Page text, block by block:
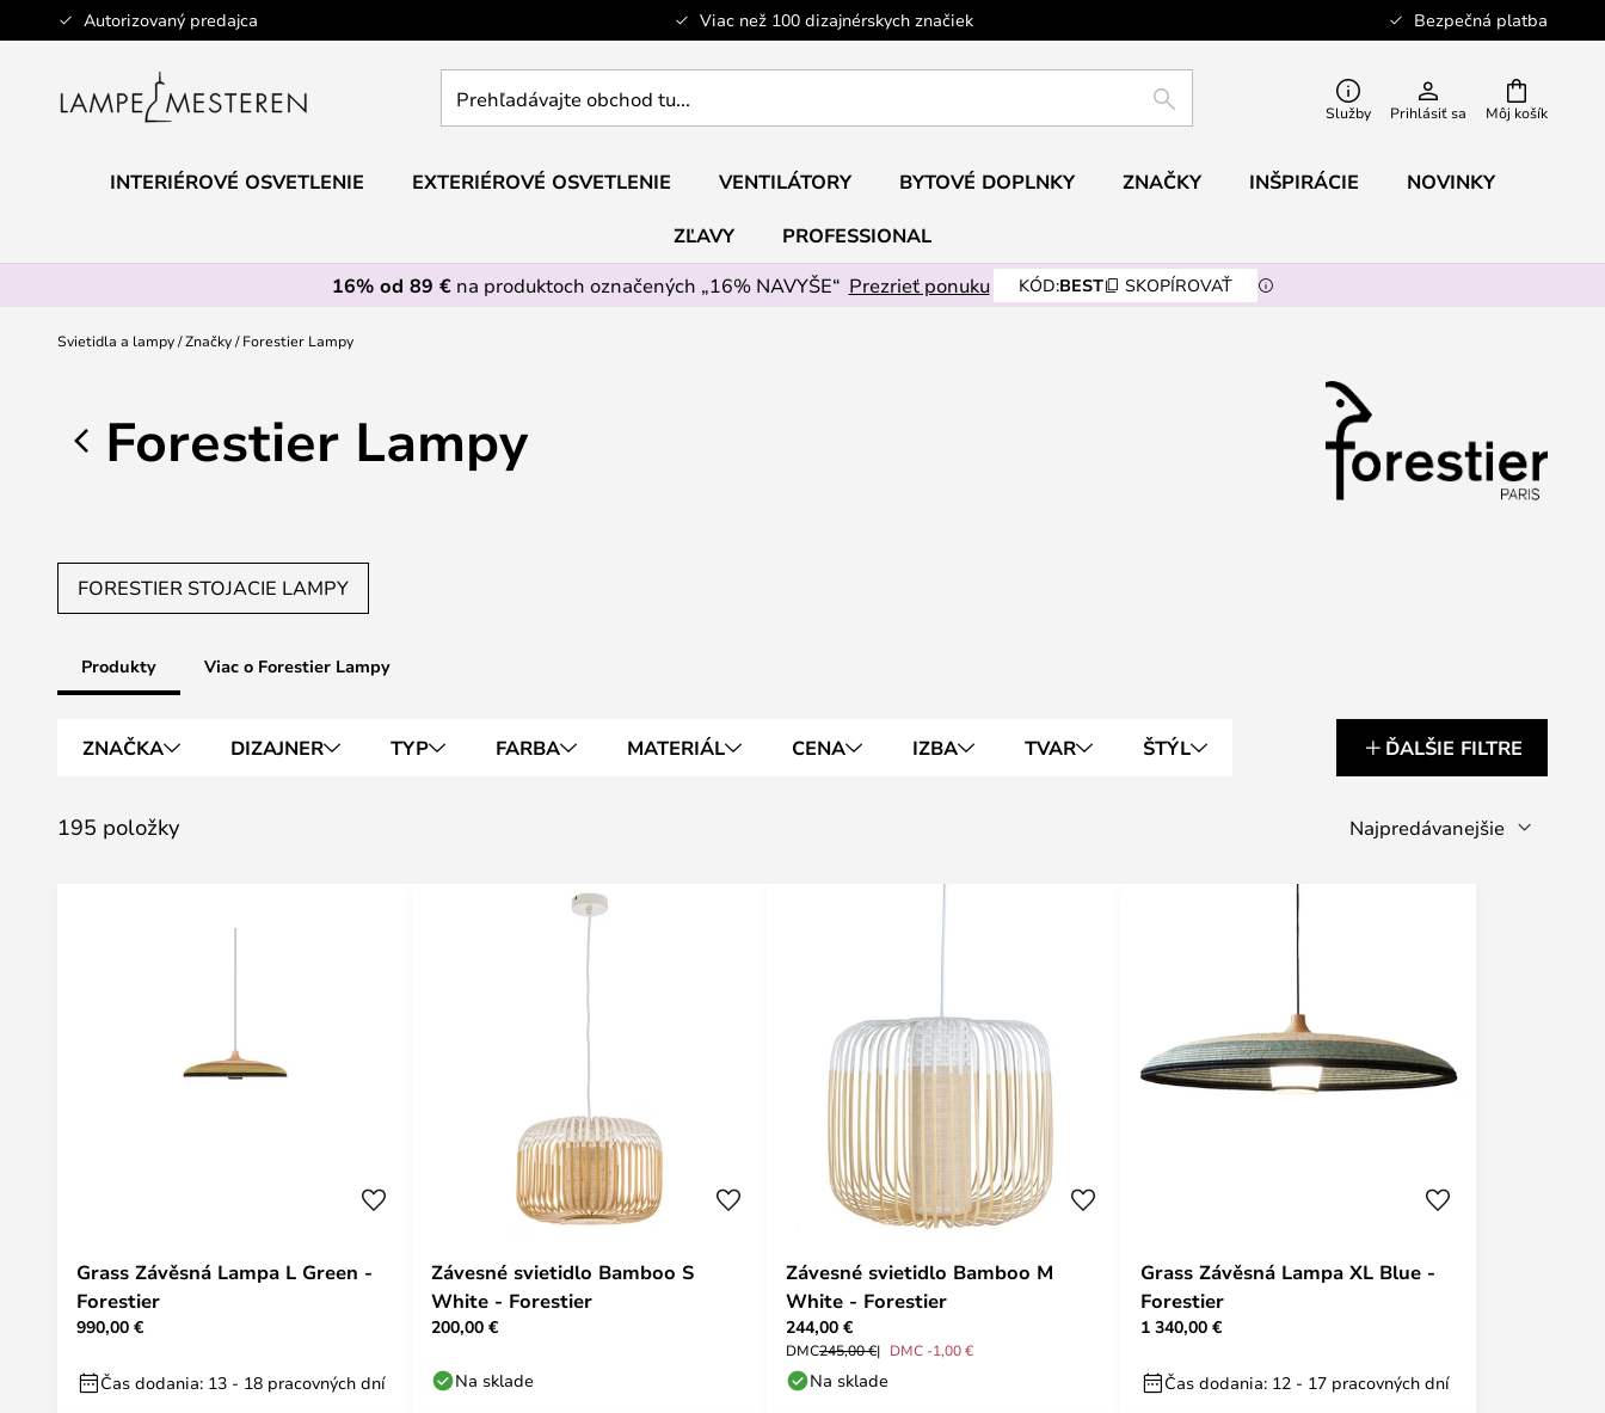
Autorizovaný predajca Viac než 100 dizajnérskych značiek Bezpečná platba
Skip
to
Môj košík
obchod
HĽADAŤ Služby Prihlásiť sa
INTERIÉROVÉ OSVETLENIE EXTERIÉROVÉ OSVETLENIE VENTILÁTORY BYTOVÉ DOPLNKY ZNAČKY INŠPIRÁCIE NOVINKY
ZĽAVY
PROFESSIONAL
16% od 89 €na produktoch označených „16% NAVYŠE“ Prezrieť ponuku KÓD:BEST SKOPÍROVAŤ
Svietidla a lampy Značky Forestier Lampy
Forestier Lampy
FORESTIER STOJACIE LAMPY
Produkty Viac o Forestier Lampy
ZNAČKA DIZAJNER TYP FARBA MATERIÁL CENA IZBA TVAR ŠTÝL ĎALŠIE FILTRE
195 položky
Grass Závěsná Lampa L Green -
Forestier
990,00 €
Čas dodania: 13 - 18 pracovných dní
Závesné svietidlo Bamboo S
White - Forestier
200,00 €
Na sklade
Závesné svietidlo Bamboo M
White - Forestier
244,00 €
DMC245,00 € DMC -1,00 €
Na sklade
Grass Závěsná Lampa XL Blue -
Forestier
1 340,00 €
Čas dodania: 12 - 17 pracovných dní